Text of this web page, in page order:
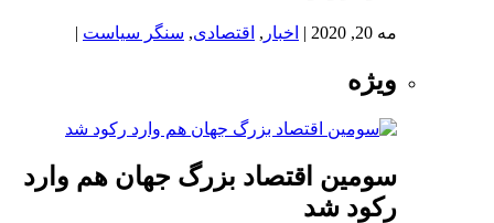
مه 20, 2020 | اخبار , اقتصادی, سنگر سیاست |
ویژه
سومین اقتصاد بزرگ جهان هم وارد
رکود شد